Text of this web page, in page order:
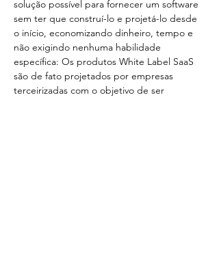
solução possível para fornecer um software
sem ter que construí-lo e projetá-lo desde
o início, economizando dinheiro, tempo e
não exigindo nenhuma habilidade
específica: Os produtos White Label SaaS
são de fato projetados por empresas
terceirizadas com o objetivo de ser